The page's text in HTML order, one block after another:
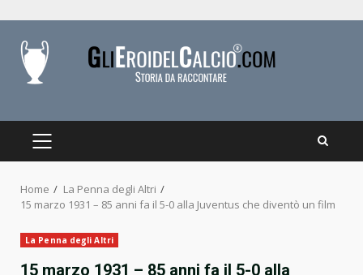
content
PRIMARY
Home
La Penna degli Altri
15 marzo 1931 – 85 anni fa il 5-0 alla Juventus che diventò un film
La Penna degli Altri
15 marzo 1931 – 85 anni fa il 5-0 alla